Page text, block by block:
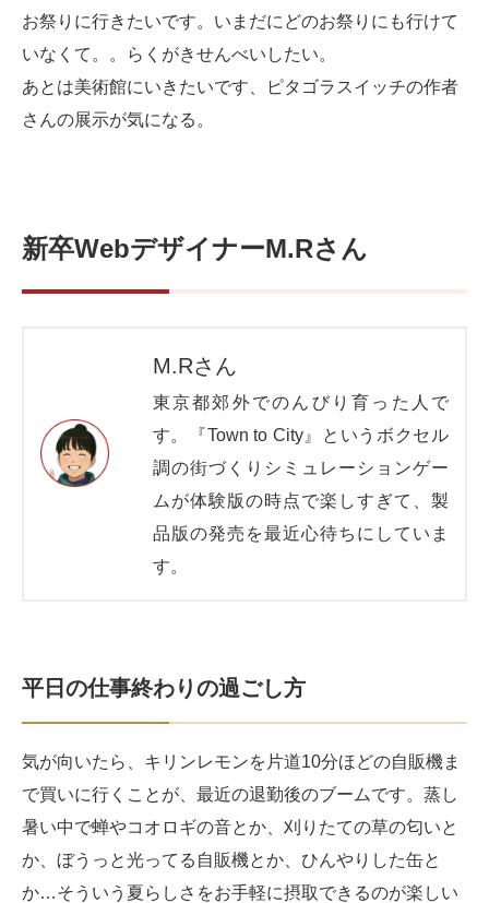
お祭りに行きたいです。いまだにどのお祭りにも行けて
いなくて。。らくがきせんべいしたい。
あとは美術館にいきたいです、ピタゴラスイッチの作者
さんの展示が気になる。
新卒WebデザイナーM.Rさん
M.Rさん
東京都郊外でのんびり育った人で
す。『Town to City』というボクセル
調の街づくりシミュレーションゲー
ムが体験版の時点で楽しすぎて、製
品版の発売を最近心待ちにしていま
す。
平日の仕事終わりの過ごし方
気が向いたら、キリンレモンを片道10分ほどの自販機ま
で買いに行くことが、最近の退勤後のブームです。蒸し
暑い中で蝉やコオロギの音とか、刈りたての草の匂いと
か、ぼうっと光ってる自販機とか、ひんやりした缶と
か…そういう夏らしさをお手軽に摂取できるのが楽しい